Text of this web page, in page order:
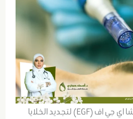
5- سيروم عامل نمو البرشا اي جي اف (EGF) لتجديد الخلايا